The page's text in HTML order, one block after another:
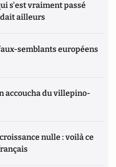
s'est vraiment passé
ailleurs
semblants européens
accoucha du villepino-
nulle : voilà ce